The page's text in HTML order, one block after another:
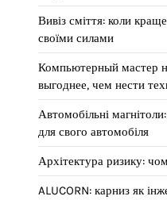
Вивіз сміття: коли
своїми силами
Компьютерный мастер
выгоднее, чем нести
Автомобільні
для свого автомобіля
Архітектура ризику:
ALUCORN: карниз як